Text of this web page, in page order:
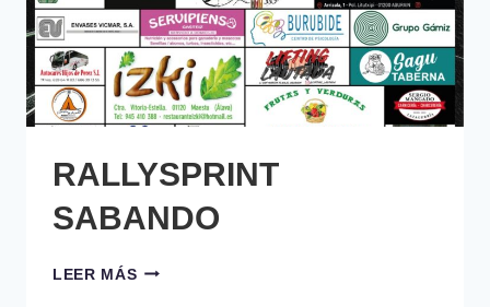
RALLYSPRINT
SABANDO
LEER MÁSRALLYSPRINT